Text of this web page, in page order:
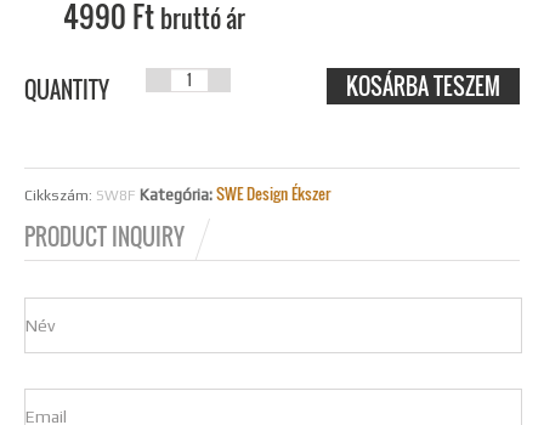
4990Ft bruttó ár
QUANTITY
CSAVART
KÉK KŐVEL
FÜLBEVALÓ
MENNYISÉG
KOSÁRBA TESZEM
Cikkszám: SW8F Kategória: SWE Design Ékszer
PRODUCT INQUIRY